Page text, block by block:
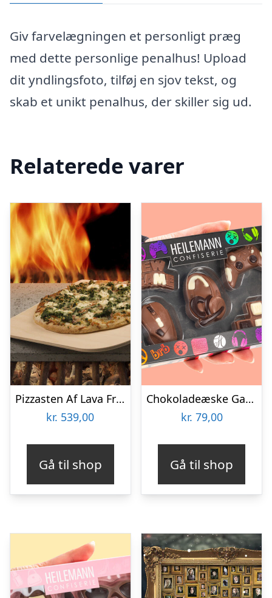
Giv farvelægningen et personligt præg
med dette personlige penalhus! Upload
dit yndlingsfoto, tilføj en sjov tekst, og
skab et unikt penalhus, der skiller sig ud.
Relaterede varer
Pizzasten Af Lava Fra Etna
kr. 539,00
Gå til shop
Chokoladeæske Gaming
kr. 79,00
Gå til shop